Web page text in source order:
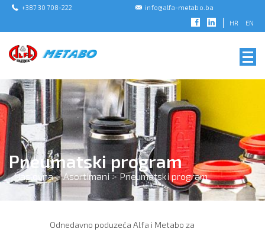
+387 30 708-222
info@alfa-metabo.ba
HR
EN
Pneumatski program
Naslovna > Asortimani > Pneumatski program
Odnedavno poduzeća Alfa i Metabo za